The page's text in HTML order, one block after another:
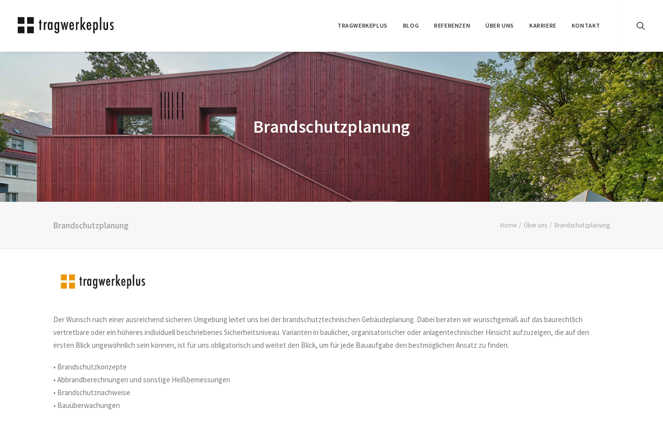
TRAGWERKEPLUS BLOG REFERENZEN ÜBER UNS KARRIERE KONTAKT
Brandschutzplanung
Brandschutzplanung Home Über uns Brandschutzplanung
Der Wunsch nach einer ausreichend sicheren Umgebung leitet uns bei der brandschutztechnischen Gebäudeplanung. Dabei beraten wir wunschgemäß auf das baurechtlich
vertretbare oder ein höheres individuell beschriebenes Sicherheitsniveau. Varianten in baulicher, organisatorischer oder anlagentechnischer Hinsicht aufzuzeigen, die auf den
ersten Blick ungewöhnlich sein können, ist für uns obligatorisch und weitet den Blick, um für jede Bauaufgabe den bestmöglichen Ansatz zu finden.
• Brandschutzkonzepte
• Abbrandberechnungen und sonstige Heißbemessungen
• Brandschutznachweise
• Bauüberwachungen